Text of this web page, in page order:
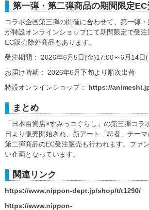
第一弾・第二弾商品の期間限定
コラボ企画第三弾の開催に合わせて、第一弾
が特設オンラインショップにて期間限定で受
EC販売除外商品もあります。
受注期間： 2026年6月5日(金)17:00～6月14日
お届け時期： 2026年6月下旬より順次出荷
特設オンラインショップ： https://
まとめ
「日本百貨店×すみっコぐらし」の第三弾コラ
日より販売開始され、新アート「忍者」テーマ
第二弾商品のEC受注販売も行われます。ファ
い企画となっています。
関連リンク
https://www.nippon-dept.jp/shop/t/t1290/
https://www.nippon-